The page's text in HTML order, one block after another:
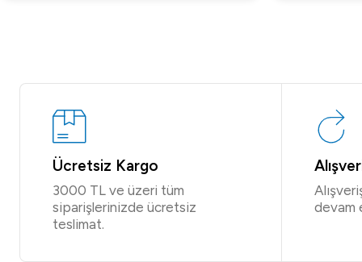
Ücretsiz Kargo
3000 TL ve üzeri tüm
siparişlerinizde ücretsiz
teslimat.
devam